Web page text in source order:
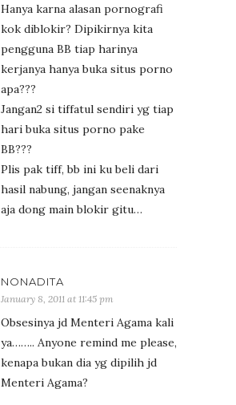
Hanya karna alasan pornografi
kok diblokir? Dipikirnya kita
pengguna BB tiap harinya
kerjanya hanya buka situs porno
apa???
Jangan2 si tiffatul sendiri yg tiap
hari buka situs porno pake
BB???
Plis pak tiff, bb ini ku beli dari
hasil nabung, jangan seenaknya
aja dong main blokir gitu…
NONADITA
January 8, 2011 at 11:45 pm
Obsesinya jd Menteri Agama kali
ya…….. Anyone remind me please,
kenapa bukan dia yg dipilih jd
Menteri Agama?